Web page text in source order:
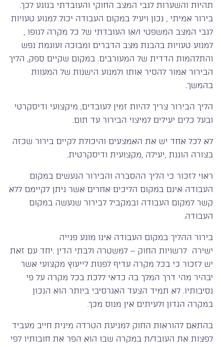
תהיות והשערות לגבי המצב החוקי והעובדתי בנוגע לכך.
בירור אמיתי , נכון ויעיל במקום העבודה יכול למנוע טעויות
לגבי המצב המשפטי ו/או העובדתי של כל מקרה לגופו ,
למנוע טעויות בהבנת מצב הדברים ומבוכה ועוגמת נפש
והתלהמות הדדית של המעורבים. במקום שקיים ספק, הליך
הבירור אמור להסיר אותו ולמנוע הישנות של המעוות
בהמשך.
הליך הבירור צריך להיות זמין לעובדים, מיקצועי ודיסקרטי
ובעל כלים יעילים למיצוי הבירור עד תום.
לא לכל אחד יש את האמצעים והיכולת לקיים בירור שכזה
בצורה הוגנת ,יעילה ,מקצועית ודיסקרטית.
ראוי לזכור כי הליך ההסברה והבירור הנעשים במקום
העבודה אינם במקום הליכים אחרים אשר ניתן לקיימם ללא
קשר למקום העבודה ובמקביל לבירור שנעשה במקום
העבודה.
בירור ההליך במקום העבודה אינו מונע פנייה
ישירה לרשויות החוק – למשטרה ולבתי הדין .יחד עם זאת
יש לזכור כי בכל מקרה עדיף לפנות לייעוץ מקצועי אשר
יבהיר מהי דרך המלך בה כדאי ללכת בכל מקרה על פי
נסיבותיו. לא תמיד הצעד האגרסיבי ביותר הוא הנכון
במקרה הנדון ולעיתים אין מנוס מכך.
בהתאם להוראות החוק למניעת הטרדה מינית חייב מעביד
לפצות את העובד/ת במקרה שבו הוא הפר את חובותיו לפי